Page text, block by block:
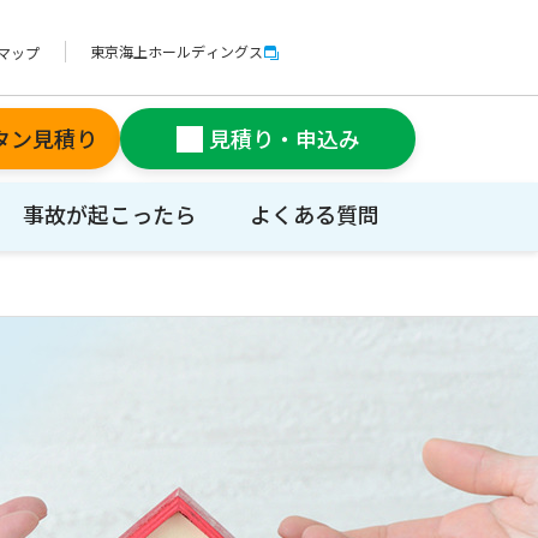
ップ 東京海上ホールディングス
ン見積り 見積り・申込み
事故が起こったら よくある質問